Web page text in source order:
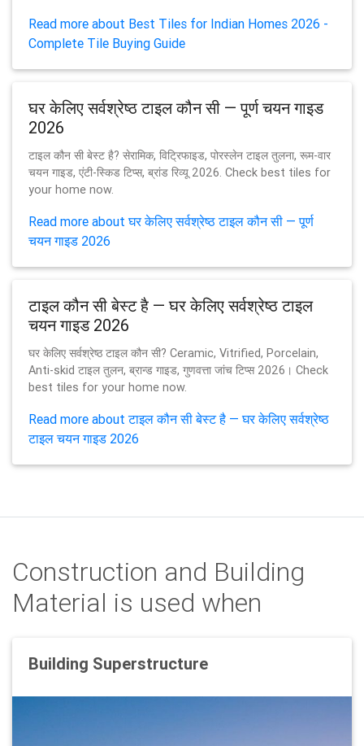
Read more about Best Tiles for Indian Homes 2026 -
Complete Tile Buying Guide
घर केलिए सर्वश्रेष्ठ टाइल कौन सी — पूर्ण चयन गाइड
2026
टाइल कौन सी बेस्ट है? सेरामिक, विट्रिफाइड, पोरस्लेन टाइल तुलना, रूम-वार
चयन गाइड, एंटी-स्किड टिप्स, ब्रांड रिव्यू 2026. Check best tiles for
your home now.
Read more about घर केलिए सर्वश्रेष्ठ टाइल कौन सी — पूर्ण
चयन गाइड 2026
टाइल कौन सी बेस्ट है — घर केलिए सर्वश्रेष्ठ टाइल
चयन गाइड 2026
घर केलिए सर्वश्रेष्ठ टाइल कौन सी? Ceramic, Vitrified, Porcelain,
Anti-skid टाइल तुलन, ब्रान्ड गाइड, गुणवत्ता जांच टिप्स 2026। Check
best tiles for your home now.
Read more about टाइल कौन सी बेस्ट है — घर केलिए सर्वश्रेष्ठ
टाइल चयन गाइड 2026
Construction and Building
Material is used when
Building Superstructure